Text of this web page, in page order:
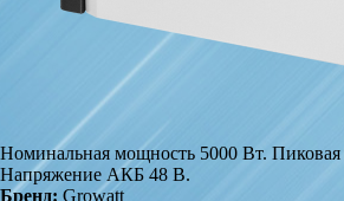
Номинальная мощность 5000 Вт.
Напряжение АКБ 48 В.
Бренд: Growatt